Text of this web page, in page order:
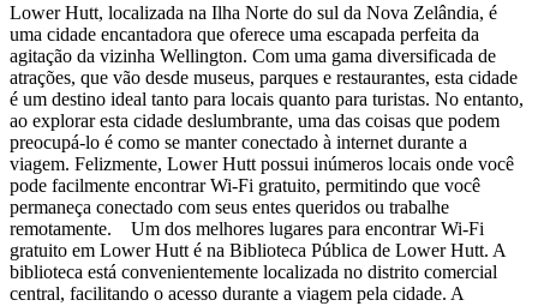
Lower Hutt, localizada na Ilha Norte do sul da Nova Zelândia, é
uma cidade encantadora que oferece uma escapada perfeita da
agitação da vizinha Wellington. Com uma gama diversificada de
atrações, que vão desde museus, parques e restaurantes, esta cidade
é um destino ideal tanto para locais quanto para turistas. No entanto,
ao explorar esta cidade deslumbrante, uma das coisas que podem
preocupá-lo é como se manter conectado à internet durante a
viagem. Felizmente, Lower Hutt possui inúmeros locais onde você
pode facilmente encontrar Wi-Fi gratuito, permitindo que você
permaneça conectado com seus entes queridos ou trabalhe
remotamente. Um dos melhores lugares para encontrar Wi-Fi
gratuito em Lower Hutt é na Biblioteca Pública de Lower Hutt. A
biblioteca está convenientemente localizada no distrito comercial
central, facilitando o acesso durante a viagem pela cidade. A